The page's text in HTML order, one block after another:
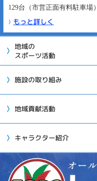
129台（市営正面有料駐車場）
もっと詳しく
地域の
スポーツ活動
施設の取り組み
地域貢献活動
キャラクター紹介